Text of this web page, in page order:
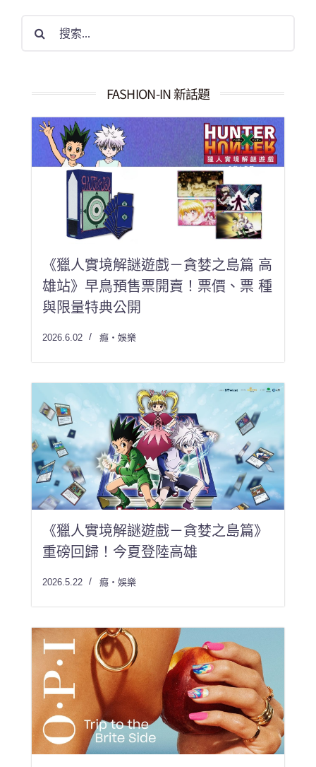
果：
FASHION-IN 新話題
《獵人實境解謎遊戲－貪婪之島篇 高
雄站》早鳥預售票開賣！票價、票 種
與限量特典公開
2026.6.02 癮・娛樂
《獵人實境解謎遊戲－貪婪之島篇》
重磅回歸！今夏登陸高雄
2026.5.22 癮・娛樂